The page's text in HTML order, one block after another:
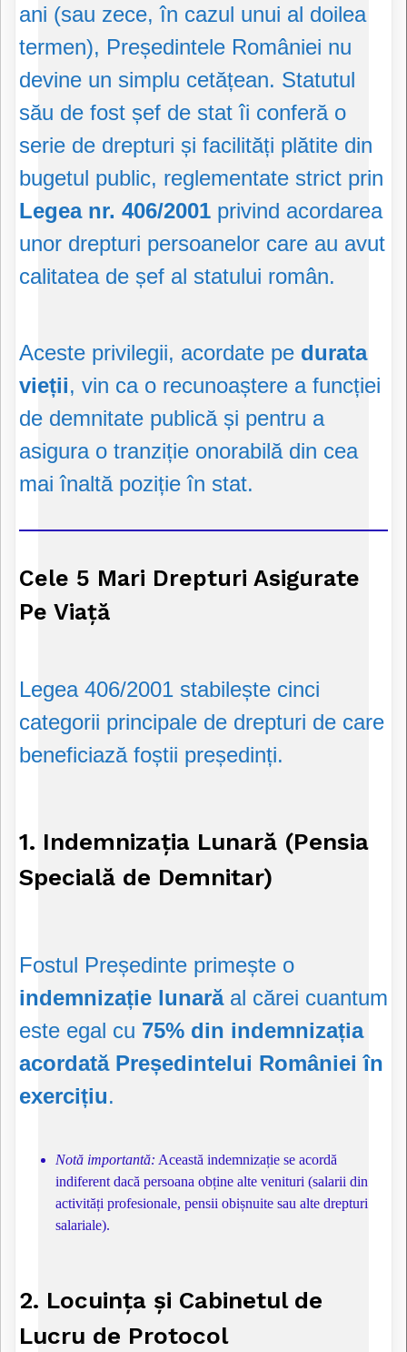
ani (sau zece, în cazul unui al doilea
termen), Președintele României nu
devine un simplu cetățean. Statutul
său de fost șef de stat îi conferă o
serie de drepturi și facilități plătite din
bugetul public, reglementate strict prin
Legea nr. 406/2001 privind acordarea
unor drepturi persoanelor care au avut
calitatea de șef al statului român.
Aceste privilegii, acordate pe durata
vieții, vin ca o recunoaștere a funcției
de demnitate publică și pentru a
asigura o tranziție onorabilă din cea
mai înaltă poziție în stat.
Cele 5 Mari Drepturi Asigurate
Pe Viață
Legea 406/2001 stabilește cinci
categorii principale de drepturi de care
beneficiază foștii președinți.
1. Indemnizația Lunară (Pensia
Specială de Demnitar)
Fostul Președinte primește o
indemnizație lunarăal cărei cuantum
este egal cu 75% din indemnizația
acordată Președintelui României în
exercițiu.
Notă importantă: Această indemnizație se acordă
indiferent dacă persoana obține alte venituri (salarii din
activități profesionale, pensii obișnuite sau alte drepturi
salariale).
2. Locuința și Cabinetul de
Lucru de Protocol